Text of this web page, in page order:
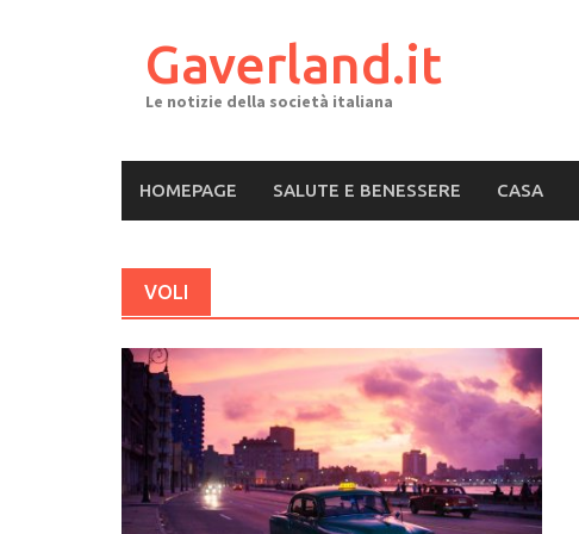
Gaverland.it
Le notizie della società italiana
HOMEPAGE SALUTE E BENESSERE CASA
VOLI